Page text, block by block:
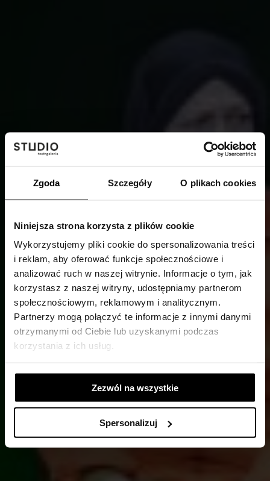
Zgoda Szczegóły O plikach cookies
Niniejsza strona korzysta z plików cookie
Wykorzystujemy pliki cookie do spersonalizowania treści
i reklam, aby oferować funkcje społecznościowe i
analizować ruch w naszej witrynie. Informacje o tym, jak
korzystasz z naszej witryny, udostępniamy partnerom
społecznościowym, reklamowym i analitycznym.
Partnerzy mogą połączyć te informacje z innymi danymi
otrzymanymi od Ciebie lub uzyskanymi podczas
korzystania z ich usług.
Zezwól na wszystkie
Spersonalizuj
STARTER TEATRALNY
DO SPEKTAKLU 2049:WITAJ, ABDO
14 WRZEŚNIA (NIEDZIELA), GODZ. 18.00 (PRZED